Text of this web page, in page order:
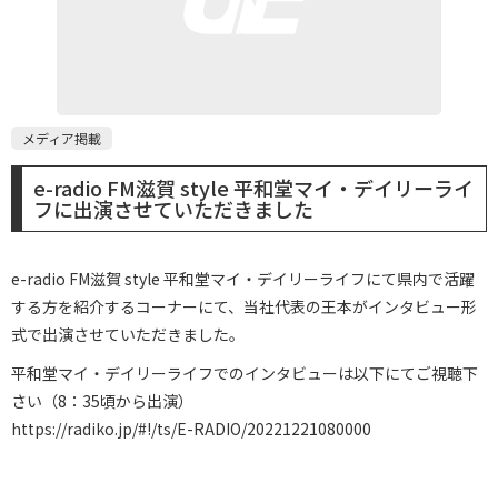
メディア掲載
e-radio FM滋賀 style 平和堂マイ・デイリーライ
フに出演させていただきました
e-radio FM滋賀 style 平和堂マイ・デイリーライフにて県内で活躍
する方を紹介するコーナーにて、当社代表の王本がインタビュー形
式で出演させていただきました。
平和堂マイ・デイリーライフでのインタビューは以下にてご視聴下
さい（8：35頃から出演）
https://radiko.jp/#!/ts/E-RADIO/20221221080000